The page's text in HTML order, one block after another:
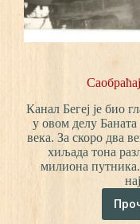
Канал Бегеј је био
у овом делу
века. За скоро два
хиљада тона
милиона путника.